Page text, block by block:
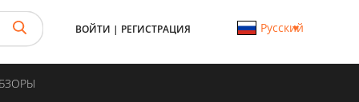
ВОЙТИ | РЕГИСТРАЦИЯ Русский